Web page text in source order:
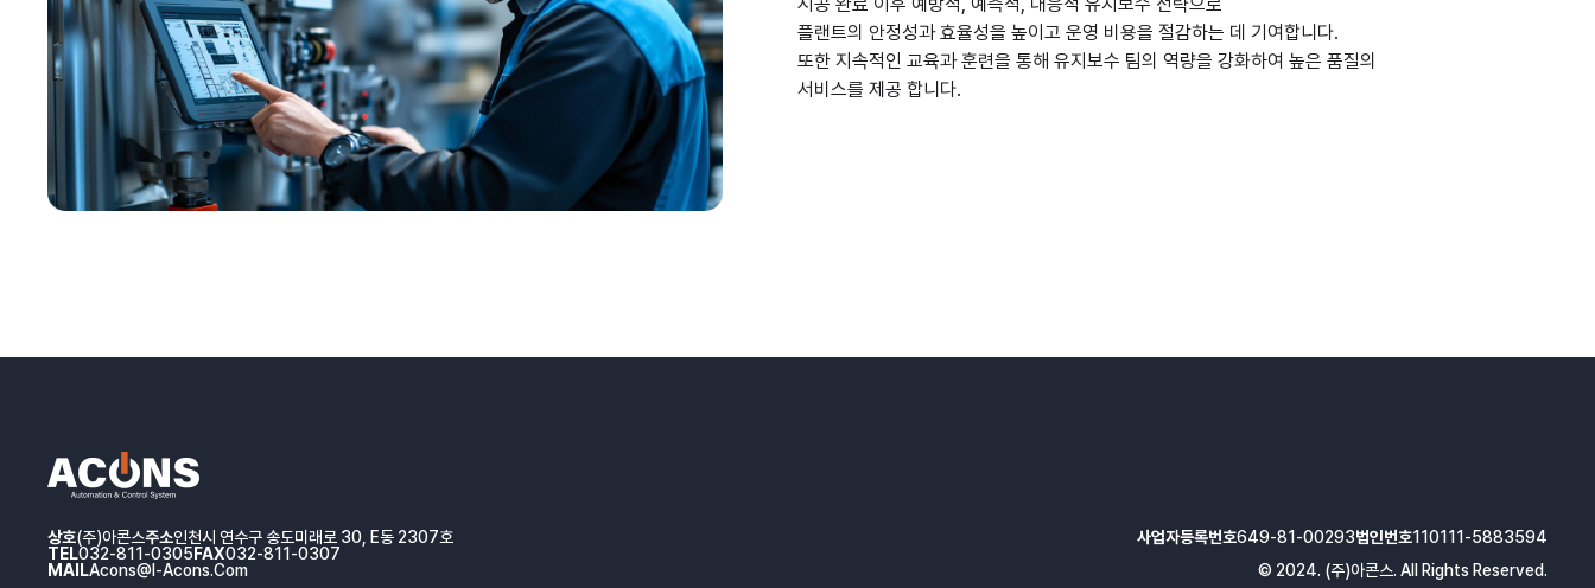
플랜트의 안정성과 효율성을 높이고 운영 비용을 절감하는 데 기여합니다.
또한 지속적인 교육과 훈련을 통해 유지보수 팀의 역량을 강화하여 높은 품질의
서비스를 제공 합니다.
상호(주)아콘스주소인천시 연수구 송도미래로 30, E동 2307호 사업자등록번호649-81-00293법인번호110111-5883594
TEL032-811-0305FAX032-811-0307
MAILAcons@i-Acons.com © 2024. (주)아콘스. All Rights Reserved.